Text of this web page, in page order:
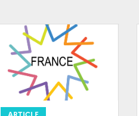
ARTICLE